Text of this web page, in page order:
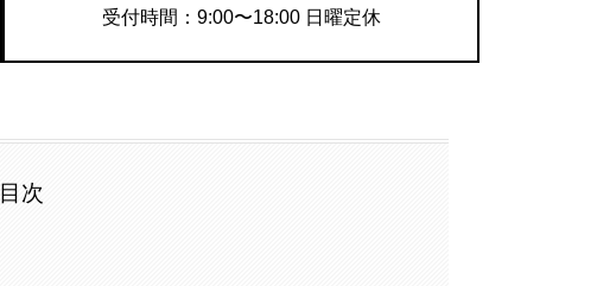
受付時間：9:00〜18:00 日曜定休
目次